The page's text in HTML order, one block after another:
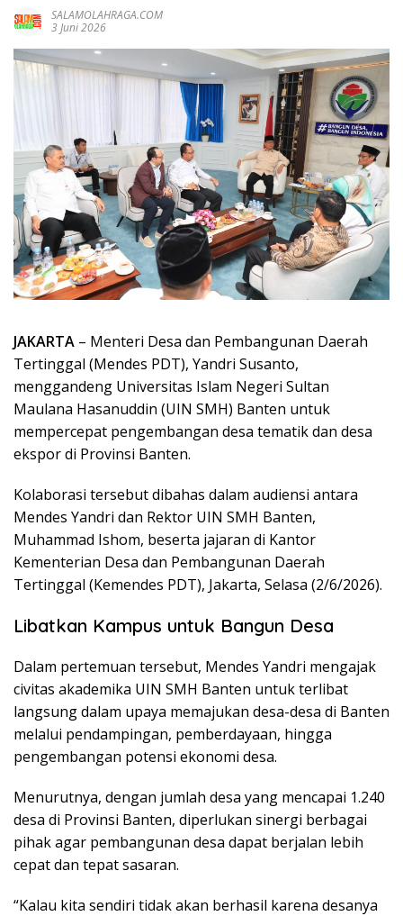
SALAMOLAHRAGA.COM
3 Juni 2026
JAKARTA – Menteri Desa dan Pembangunan Daerah
Tertinggal (Mendes PDT), Yandri Susanto,
menggandeng Universitas Islam Negeri Sultan
Maulana Hasanuddin (UIN SMH) Banten untuk
mempercepat pengembangan desa tematik dan desa
ekspor di Provinsi Banten.
Kolaborasi tersebut dibahas dalam audiensi antara
Mendes Yandri dan Rektor UIN SMH Banten,
Muhammad Ishom, beserta jajaran di Kantor
Kementerian Desa dan Pembangunan Daerah
Tertinggal (Kemendes PDT), Jakarta, Selasa (2/6/2026).
Libatkan Kampus untuk Bangun Desa
Dalam pertemuan tersebut, Mendes Yandri mengajak
civitas akademika UIN SMH Banten untuk terlibat
langsung dalam upaya memajukan desa-desa di Banten
melalui pendampingan, pemberdayaan, hingga
pengembangan potensi ekonomi desa.
Menurutnya, dengan jumlah desa yang mencapai 1.240
desa di Provinsi Banten, diperlukan sinergi berbagai
pihak agar pembangunan desa dapat berjalan lebih
cepat dan tepat sasaran.
“Kalau kita sendiri tidak akan berhasil karena desanya